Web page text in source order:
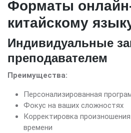
Форматы
китайскому
Индивидуальные
преподавателем
Преимущества:
Персонализированная
Фокус на ваших сложностях
Корректировка
времени